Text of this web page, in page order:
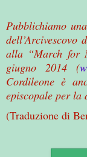
Pubblichiamo
alla “March for
giugno 2014 (
Cordileone è
episcopale per la
(Traduzione di